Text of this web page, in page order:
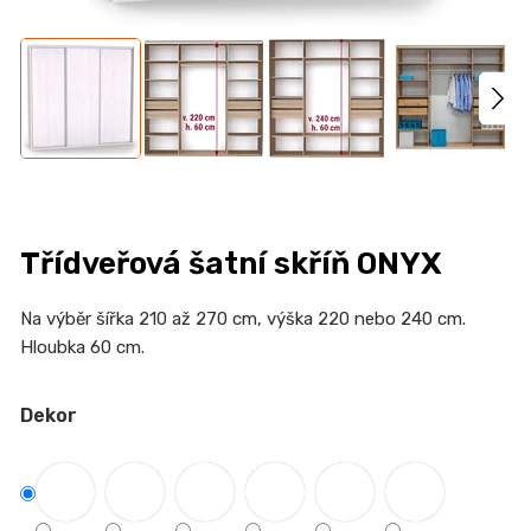
Třídveřová šatní skříň ONYX
Na výběr šířka 210 až 270 cm, výška 220 nebo 240 cm.
Hloubka 60 cm.
Dekor